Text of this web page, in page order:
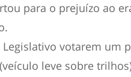
para o prejuízo ao
votarem um
leve sobre